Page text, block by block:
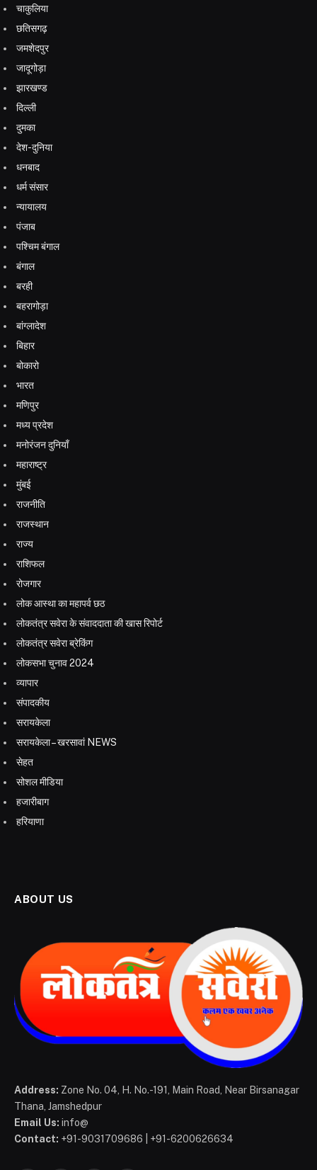
चाकुलिया
छतिसगढ़
जमशेदपुर
जादूगोड़ा
झारखण्ड
दिल्ली
दुमका
देश-दुनिया
धनबाद
धर्म संसार
न्यायालय
पंजाब
पश्चिम बंगाल
बंगाल
बरही
बहरागोड़ा
बांग्लादेश
बिहार
बोकारो
भारत
मणिपुर
मध्य प्रदेश
मनोरंजन दुनियाँ
महाराष्ट्र
मुंबई
राजनीति
राजस्थान
राज्य
राशिफल
रोजगार
लोक आस्था का महापर्व छठ
लोकतंत्र सवेरा के संवाददाता की खास रिपोर्ट
लोकतंत्र सवेरा ब्रेकिंग
लोकसभा चुनाव 2024
व्यापार
संपादकीय
सरायकेला
सरायकेला – खरसावां NEWS
सेहत
सोशल मीडिया
हजारीबाग
हरियाणा
ABOUT US
Address: Zone No. 04, H. No.-191, Main Road, Near Birsanagar
Thana, Jamshedpur
Email Us: info@
Contact: +91-9031709686 | +91-6200626634